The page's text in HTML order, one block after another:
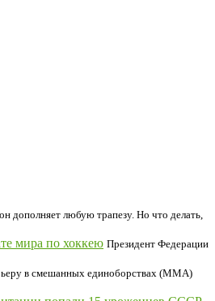
дополняет любую трапезу. Но что делать,
мира по хоккею Президент Федерации
в смешанных единоборствах (MMA)